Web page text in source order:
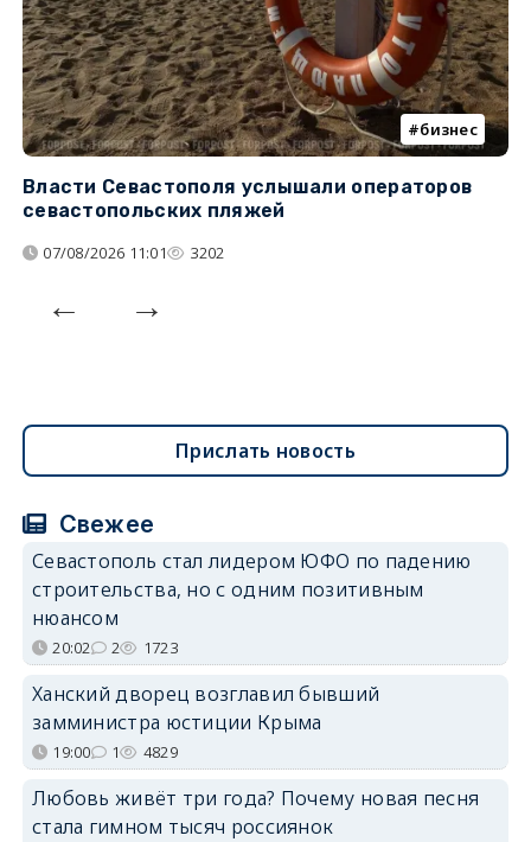
бизнес
Власти Севастополя услышали операторов
севастопольских пляжей
07/08/2026 11:01 3202
Прислать новость
Свежее
Севастополь стал лидером ЮФО по падению
строительства, но с одним позитивным
нюансом
20:02 2 1723
Ханский дворец возглавил бывший
замминистра юстиции Крыма
19:00 1 4829
Любовь живёт три года? Почему новая песня
стала гимном тысяч россиянок